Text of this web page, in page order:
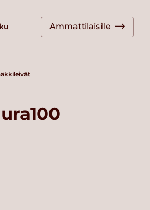
Ammattilaisille